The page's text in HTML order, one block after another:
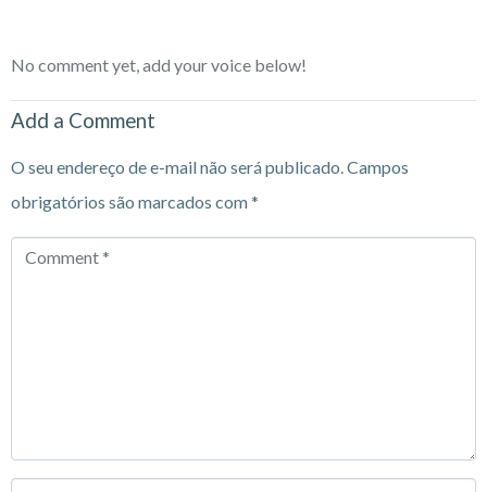
No comment yet, add your voice below!
Add a Comment
O seu endereço de e-mail não será publicado.Campos
obrigatórios são marcados com*
Comment